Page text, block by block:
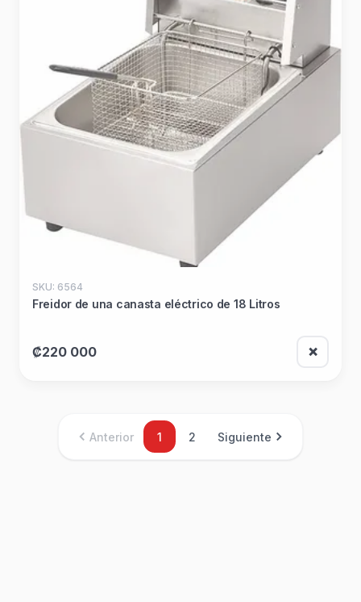
SKU: 6564
Freidor de una canasta eléctrico de 18 Litros
₡220 000 ❌
Anterior 1 2 Siguiente